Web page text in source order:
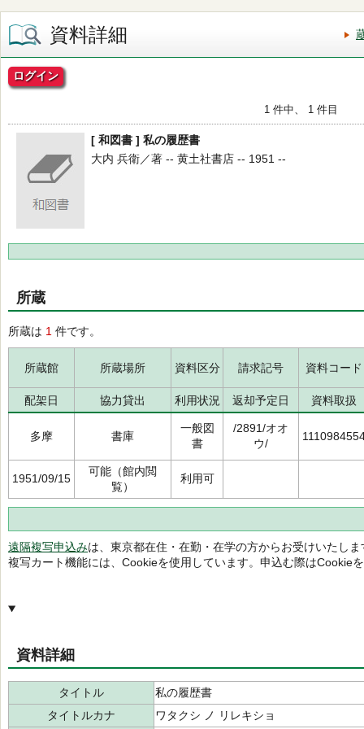
資料詳細
ログイン
1 件中、 1 件目
[ 和図書 ] 私の履歴書
大内 兵衛／著 -- 黄土社書店 -- 1951 --
所蔵
所蔵は 1 件です。
所蔵館 所蔵場所 資料区分 請求記号 資料コード
配架日 協力貸出 利用状況 返却予定日 資料取扱
多摩 書庫
一般図
書
/2891/オオ
ウ/
1951/09/15
可能（館内閲
覧）
利用可
遠隔複写申込みは、東京都在住・在勤・在学の方からお受けいたしま
複写カート機能には、Cookieを使用しています。申込む際はCookie
資料詳細
タイトル
私の履歴書
タイトルカナ
ワタクシ ノ リレキショ